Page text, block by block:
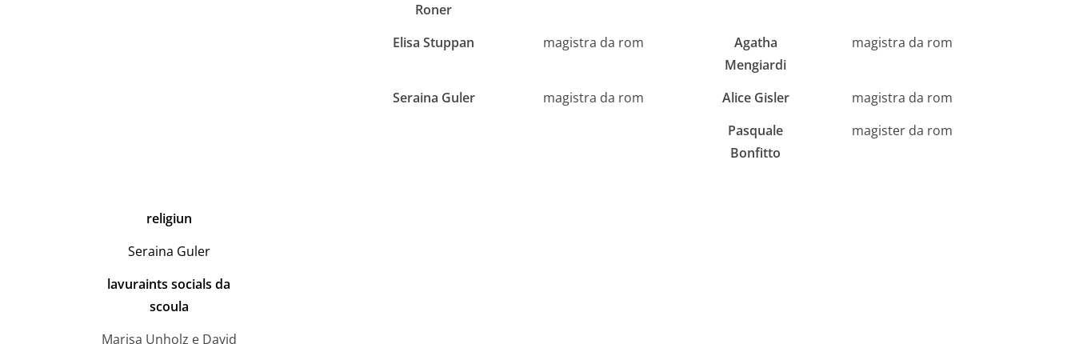
Roner
Elisa Stuppan magistra da rom
Agatha
Mengiardi
magistra da rom
Seraina Guler magistra da rom Alice Gisler
magistra da rom
Pasquale
Bonfitto
magister da rom
religiun
Seraina Guler
lavuraints socials da
scoula
Marisa Unholz e David